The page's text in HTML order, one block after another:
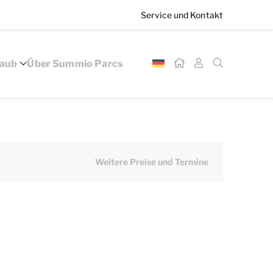
Service und Kontakt
Über Summio Parcs
Weitere Preise und Termine